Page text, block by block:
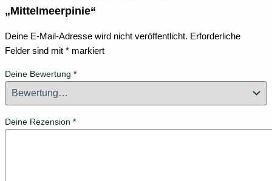
„Mittelmeerpinie“
Deine E-Mail-Adresse wird nicht veröffentlicht. Erforderliche
Felder sind mit * markiert
Deine Bewertung *
Deine Rezension *